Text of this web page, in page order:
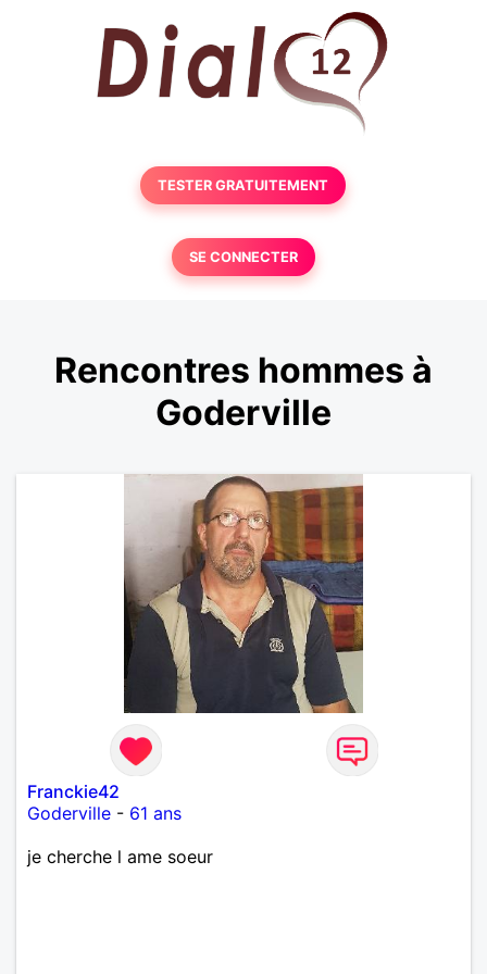
TESTER GRATUITEMENT
SE CONNECTER
Rencontres hommes à
Goderville
Franckie42
Goderville - 61 ans
je cherche l ame soeur